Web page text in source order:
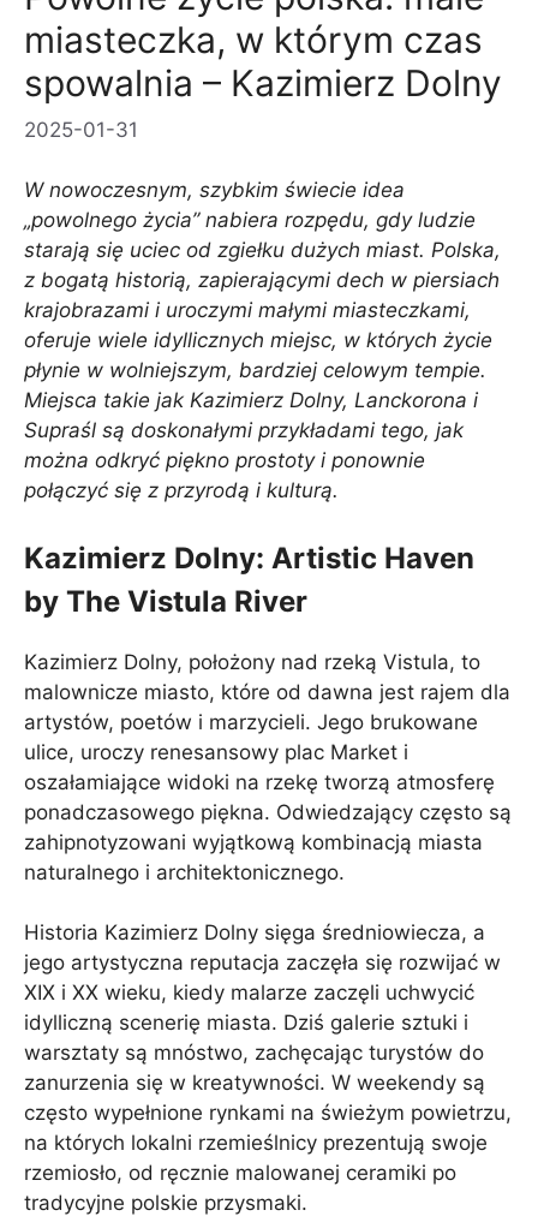
miasteczka, w którym czas
spowalnia – Kazimierz Dolny
2025-01-31
W nowoczesnym, szybkim świecie idea
„powolnego życia” nabiera rozpędu, gdy ludzie
starają się uciec od zgiełku dużych miast. Polska,
z bogatą historią, zapierającymi dech w piersiach
krajobrazami i uroczymi małymi miasteczkami,
oferuje wiele idyllicznych miejsc, w których życie
płynie w wolniejszym, bardziej celowym tempie.
Miejsca takie jak Kazimierz Dolny, Lanckorona i
Supraśl są doskonałymi przykładami tego, jak
można odkryć piękno prostoty i ponownie
połączyć się z przyrodą i kulturą.
Kazimierz Dolny: Artistic Haven
by The Vistula River
Kazimierz Dolny, położony nad rzeką Vistula, to
malownicze miasto, które od dawna jest rajem dla
artystów, poetów i marzycieli. Jego brukowane
ulice, uroczy renesansowy plac Market i
oszałamiające widoki na rzekę tworzą atmosferę
ponadczasowego piękna. Odwiedzający często są
zahipnotyzowani wyjątkową kombinacją miasta
naturalnego i architektonicznego.
Historia Kazimierz Dolny sięga średniowiecza, a
jego artystyczna reputacja zaczęła się rozwijać w
XIX i XX wieku, kiedy malarze zaczęli uchwycić
idylliczną scenerię miasta. Dziś galerie sztuki i
warsztaty są mnóstwo, zachęcając turystów do
zanurzenia się w kreatywności. W weekendy są
często wypełnione rynkami na świeżym powietrzu,
na których lokalni rzemieślnicy prezentują swoje
rzemiosło, od ręcznie malowanej ceramiki po
tradycyjne polskie przysmaki.